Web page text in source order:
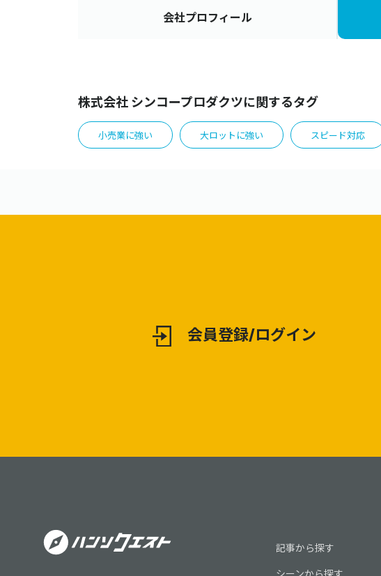
会社プロフィール
株式会社 シンコープロダクツに関するタグ
小売業に強い 大ロットに強い スピード対応
会員登録/ログイン
記事から探す
シーンから探す